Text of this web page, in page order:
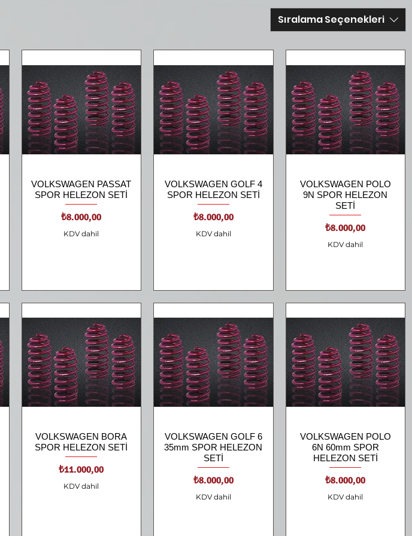
Sıralama Seçenekleri
Hızlı Bakış
VOLKSWAGEN PASSAT
SPOR HELEZON SETİ
Fiyat
₺8.000,00
KDV dahil
Hızlı Bakış
VOLKSWAGEN GOLF 4
SPOR HELEZON SETİ
Fiyat
₺8.000,00
KDV dahil
Hızlı Bakış
VOLKSWAGEN POLO
9N SPOR HELEZON
SETİ
Fiyat
₺8.000,00
KDV dahil
Hızlı Bakış
VOLKSWAGEN BORA
SPOR HELEZON SETİ
Fiyat
₺11.000,00
KDV dahil
Hızlı Bakış
VOLKSWAGEN GOLF 6
35mm SPOR HELEZON
SETİ
Fiyat
₺8.000,00
KDV dahil
Hızlı Bakış
VOLKSWAGEN POLO
6N 60mm SPOR
HELEZON SETİ
Fiyat
₺8.000,00
KDV dahil